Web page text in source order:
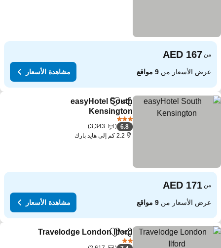
من
عرض الأسعار من9 مواقع مشاهدة الأسعار
مشاركةAdd to favorites
easyHotel South
Kensington
6.8
3,343
2.2 كم إلى هايد بارك
من
عرض الأسعار من9 مواقع مشاهدة الأسعار
مشاركةAdd to favorites
Travelodge London Ilford